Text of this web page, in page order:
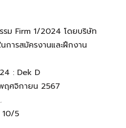
รม Firm 1/2024 โดยบริษัท
การสมัครงานและฝึกงาน
: Dek D
ฤศจิกายน 2567
5